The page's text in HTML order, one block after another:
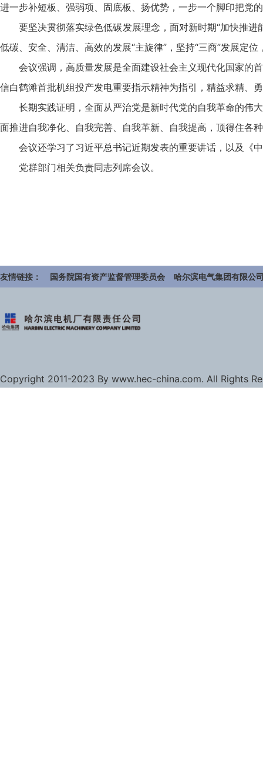
进一步补短板、强弱项、固底板、扬优势，一步一个脚印把党
要坚决贯彻落实绿色低碳发展理念，面对新时期“加快推
低碳、安全、清洁、高效的发展“主旋律”，坚持“三商”发展定
会议强调，高质量发展是全面建设社会主义现代化国家的
信白鹤滩首批机组投产发电重要指示精神为指引，精益求精、
长期实践证明，全面从严治党是新时代党的自我革命的伟
面推进自我净化、自我完善、自我革新、自我提高，顶得住各
会议还学习了习近平总书记近期发表的重要讲话，以及《
党群部门相关负责同志列席会议。
友情链接： 国务院国有资产监督管理委员会 哈尔滨电气集团有限公
Copyright 2011-2023 By www.hec-china.com. All Rights